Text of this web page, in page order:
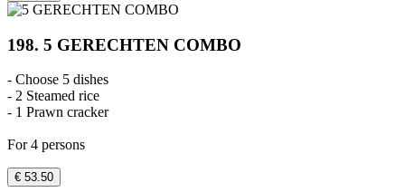
198. 5 GERECHTEN COMBO
- Choose 5 dishes
- 2 Steamed rice
- 1 Prawn cracker
For 4 persons
€ 53.50